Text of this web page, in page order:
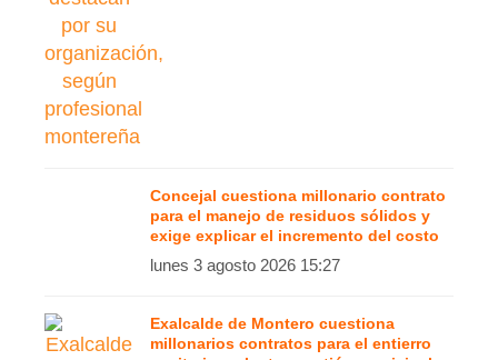
Concejal cuestiona millonario contrato
para el manejo de residuos sólidos y
exige explicar el incremento del costo
lunes 3 agosto 2026 15:27
Exalcalde de Montero cuestiona
millonarios contratos para el entierro